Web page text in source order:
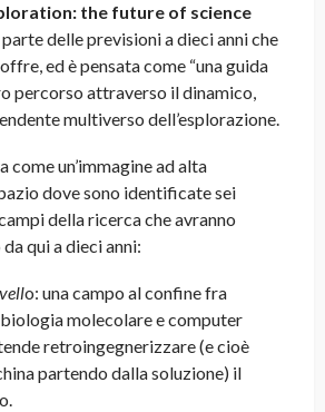
the future of science
parte delle previsioni a dieci anni che
ed è pensata come “una guida
percorso attraverso il dinamico,
multiverso dell’esplorazione.
come un’immagine ad alta
dove sono identificate sei
della ricerca che avranno
qui a dieci anni:
o: una campo al confine fra
molecolare e computer
retroingegnerizzare (e cioè
partendo dalla soluzione) il